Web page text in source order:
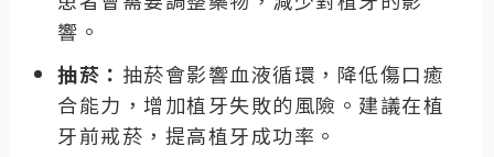
響。
抽菸： 抽菸會影響血液循環，降低傷口癒
合能力，增加植牙失敗的風險。建議在植
牙前戒菸，提高植牙成功率。